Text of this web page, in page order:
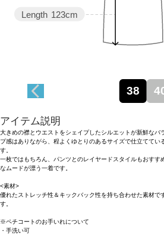
Length 123cm
38
アイテム説明
大きめの襟とウエストをシェイプしたシルエットが新鮮なバ
プ感はありながら、程よくゆとりのあるサイズで仕立ててい
す。
一枚ではもちろん、パンツとのレイヤードスタイルもおすす
なムードが漂う一着です。
<素材>
優れたストレッチ性＆キックバック性を持ち合わせた素材で
す。
※ペチコートのお手いれについて
・手洗い可